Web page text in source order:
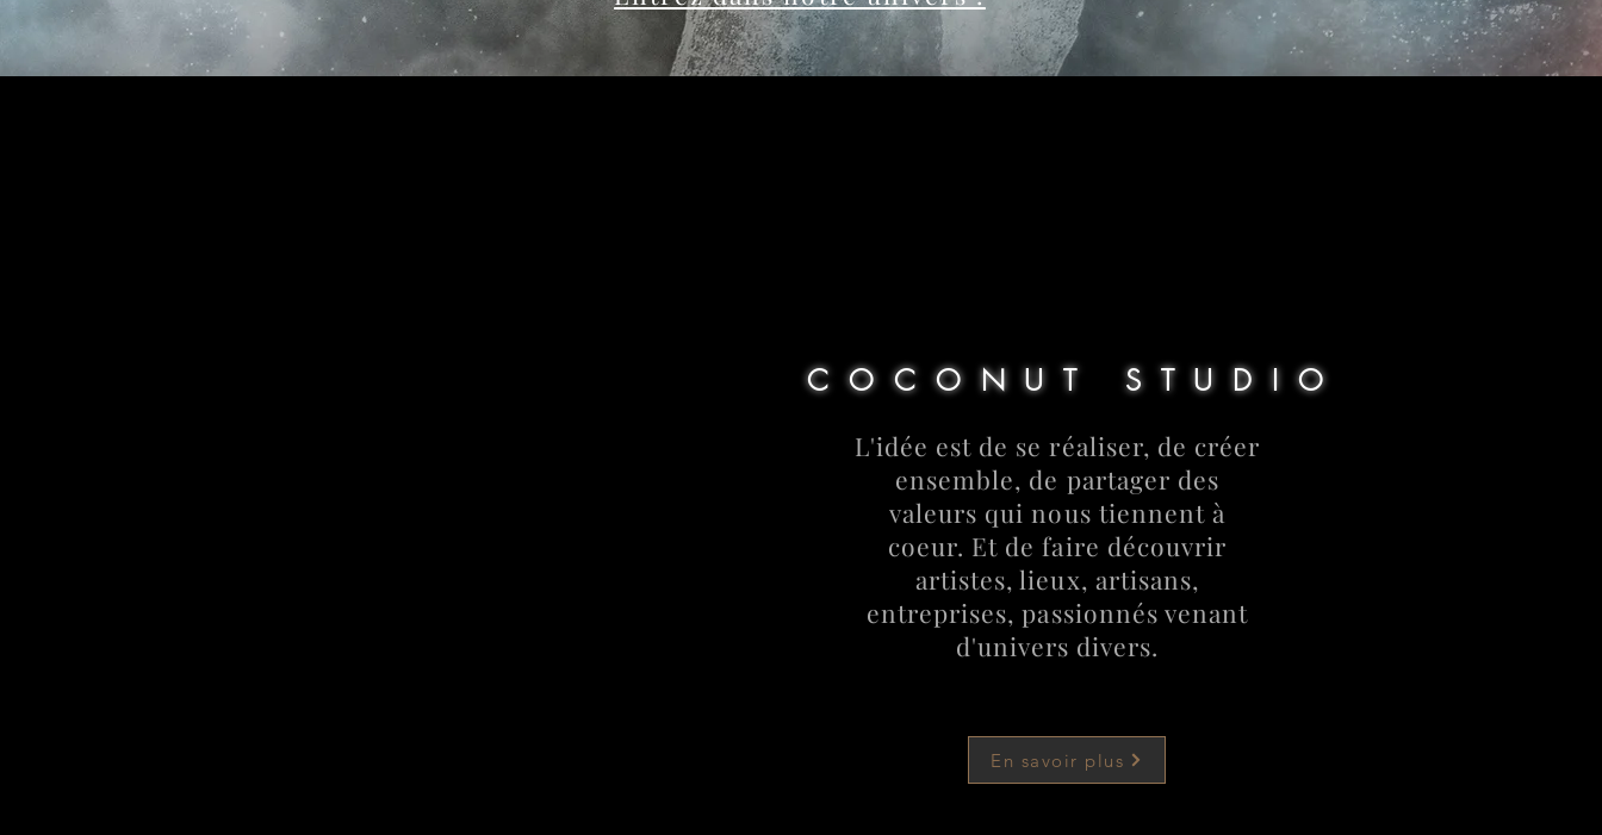
COCONUT STUDIO
L'idée est de se réaliser, de créer
ensemble, de partager des
valeurs qui nous tiennent à
coeur. Et de faire découvrir
artistes, lieux, artisans,
entreprises, passionnés venant
d'univers divers.
En savoir plus